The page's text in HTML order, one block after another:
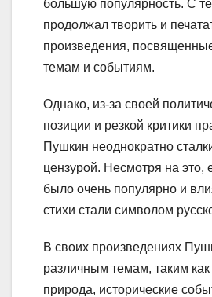
большую популярность. С
продолжал творить и
произведения,
темам и событиям.
Однако, из-за своей
позиции и резкой критики
Пушкин неоднократно
цензурой. Несмотря на это,
было очень популярно и
стихи стали символом
В своих произведениях
различным темам, таким
природа, исторические